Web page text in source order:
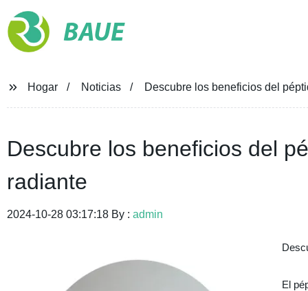
BAUE
Hogar Noticias Descubre los beneficios del
Descubre los beneficios del
radiante
2024-10-28 03:17:18 By : admin
El